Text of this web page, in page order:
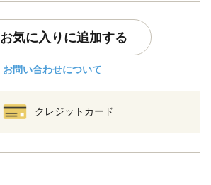
お気に入りに追加する
お問い合わせについて
クレジットカード